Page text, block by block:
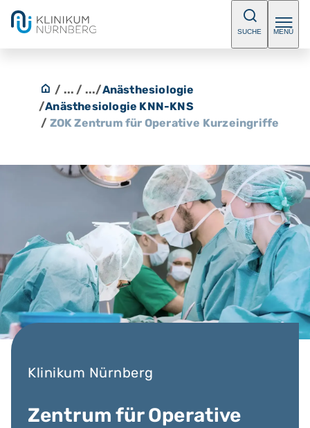
SUCHE MENÜ
/ ... / .../Anästhesiologie
/Anästhesiologie KNN-KNS
/ ZOK Zentrum für Operative Kurzeingriffe
Klinikum Nürnberg
Zentrum für Operative